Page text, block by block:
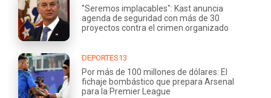
"Seremos implacables": Kast anuncia
agenda de seguridad con más de 30
proyectos contra el crimen organizado
DEPORTES13
Por más de 100 millones de dólares: El
fichaje bombástico que prepara Arsenal
para la Premier League